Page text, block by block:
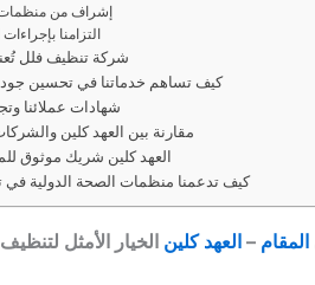
إشراف من منظمات
التزامنا
شركة تنظيف فلل
كيف تساهم خدماتنا في تحسين
شهادات عملائنا
مقارنة بين العهد كلين
العهد كلين شريك موثوق
كيف تدعمنا منظمات الصحة الدولية في
المقام – العهد كلين الخيار الأمثل